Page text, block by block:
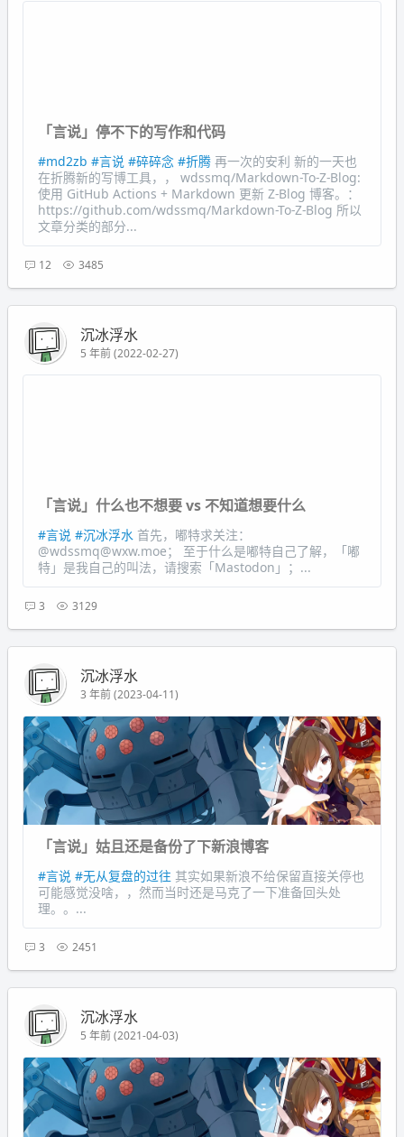
「言说」停不下的写作和代码
#md2zb #言说 #碎碎念 #折腾 再一次的安利 新的一天也
在折腾新的写博工具，， wdssmq/Markdown-To-Z-Blog:
使用 GitHub Actions + Markdown 更新 Z-Blog 博客。：
https://github.com/wdssmq/Markdown-To-Z-Blog 所以
文章分类的部分...
12 3485
沉冰浮水
5 年前 (2022-02-27)
「言说」什么也不想要 vs 不知道想要什么
#言说 #沉冰浮水 首先，嘟特求关注：
@wdssmq@wxw.moe； 至于什么是嘟特自己了解，「嘟
特」是我自己的叫法，请搜索「Mastodon」；...
3 3129
沉冰浮水
3 年前 (2023-04-11)
「言说」姑且还是备份了下新浪博客
#言说 #无从复盘的过往 其实如果新浪不给保留直接关停也
可能感觉没啥，，然而当时还是马克了一下准备回头处
理。。...
3 2451
沉冰浮水
5 年前 (2021-04-03)